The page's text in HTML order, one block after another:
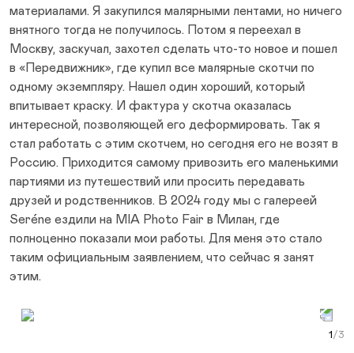
материалами. Я закупился малярными лентами, но ничего
внятного тогда не получилось. Потом я переехал в
Москву, заскучал, захотел сделать что-то новое и пошел
в «Передвижник», где купил все малярные скотчи по
одному экземпляру. Нашел один хороший, который
впитывает краску. И фактура у скотча оказалась
интересной, позволяющей его деформировать. Так я
стал работать с этим скотчем, но сегодня его не возят в
Россию. Приходится самому привозить его маленькими
партиями из путешествий или просить передавать
друзей и родственников. В 2024 году мы с галереей
Seréne ездили на MIA Photo Fair в Милан, где
полноценно показали мои работы. Для меня это стало
таким официальным заявлением, что сейчас я занят
этим.
Next Slide